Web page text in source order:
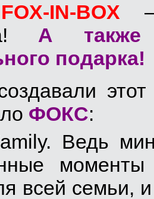
IN-BOX –
А
подарка!
ФОКС:
Ведь
всей семьи,